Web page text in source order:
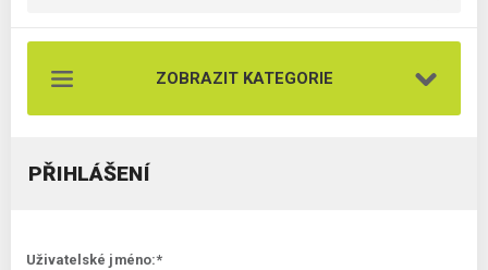
ZOBRAZIT KATEGORIE
PŘIHLÁŠENÍ
Uživatelské jméno:*